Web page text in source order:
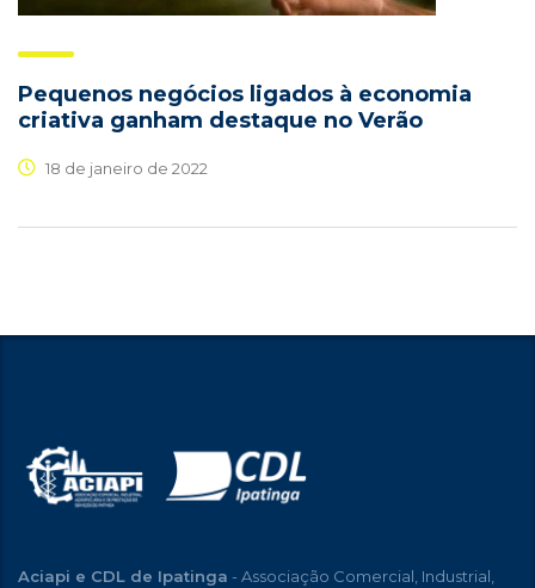
Pequenos negócios ligados à economia
criativa ganham destaque no Verão
18 de janeiro de 2022
Aciapi e CDL de Ipatinga - Associação Comercial, Industrial,